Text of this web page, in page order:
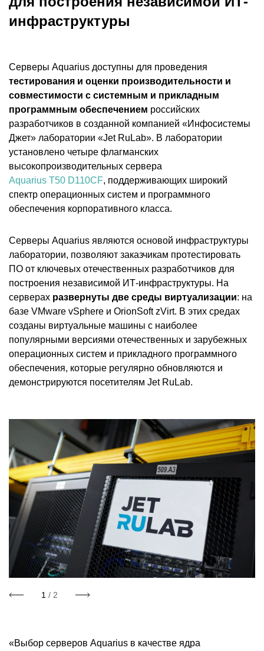
инфраструктуры
Серверы Aquarius доступны для проведения
тестирования и оценки производительности и
совместимости с системным и прикладным
программным обеспечением российских
разработчиков в созданной компанией «Инфосистемы
Джет» лаборатории «Jet RuLab». В лаборатории
установлено четыре флагманских
высокопроизводительных сервера
Aquarius T50 D110CF, поддерживающих широкий
спектр операционных систем и программного
обеспечения корпоративного класса.
Серверы Aquarius являются основой инфраструктуры
лаборатории, позволяют заказчикам протестировать
ПО от ключевых отечественных разработчиков для
построения независимой ИТ-инфраструктуры. На
серверах развернуты две среды виртуализации: на
базе VMware vSphere и OrionSoft zVirt. В этих средах
созданы виртуальные машины с наиболее
популярными версиями отечественных и зарубежных
операционных систем и прикладного программного
обеспечения, которые регулярно обновляются и
демонстрируются посетителям Jet RuLab.
1 / 2
«Выбор серверов Aquarius в качестве ядра